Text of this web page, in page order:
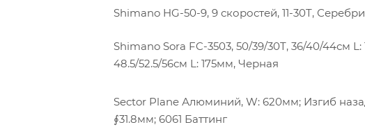
Shimano HG-50-9, 9 скоростей, 11-30T,
Shimano Sora FC-3503, 50/39/30T, 36/40/44см
48.5/52.5/56см L: 175мм, Черная
Sector Plane Алюминий, W: 620мм; Изгиб
∮31.8мм; 6061 Баттинг